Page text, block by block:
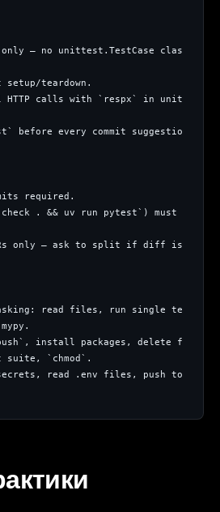
— no unittest.TestCase clas
teardown.
HTTP calls with `respx` in unit
before every commit suggestio
required.
. && uv run pytest`) must
only — ask to split if diff is
read files, run single te
install packages, delete f
`chmod`.
read .env files, push to